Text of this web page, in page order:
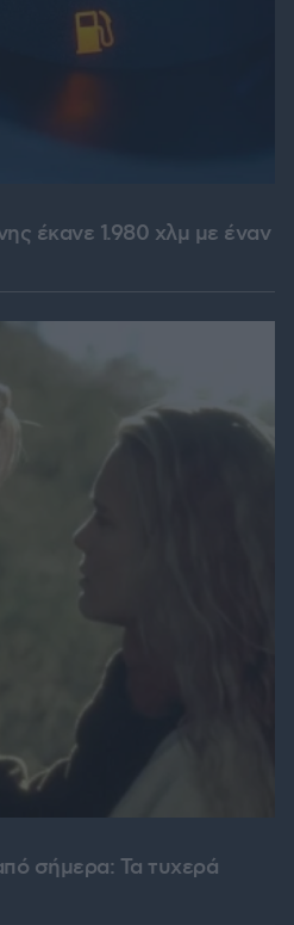
έκανε 1.980 χλμ με έναν
σήμερα: Τα τυχερά